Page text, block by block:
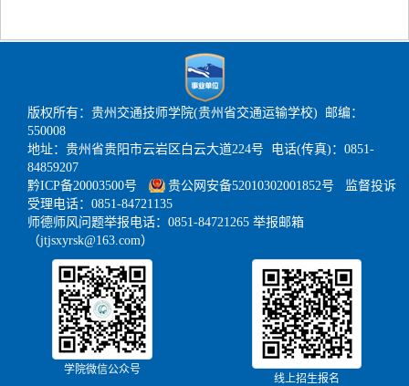
版权所有：贵州交通技师学院(贵州省交通运输学校) 邮编：
550008
地址：贵州省贵阳市云岩区白云大道224号 电话(传真)：0851-
84859207
黔ICP备20003500号
贵公网安备52010302001852号
监督投诉
受理电话：0851-84721135
师德师风问题举报电话：0851-84721265 举报邮箱
（jtjsxyrsk@163.com）
学院微信公众号
线上招生报名